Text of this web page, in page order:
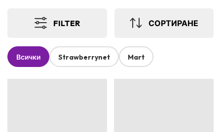
FILTER СОРТИРАНЕ
Всички Strawberrynet Mart